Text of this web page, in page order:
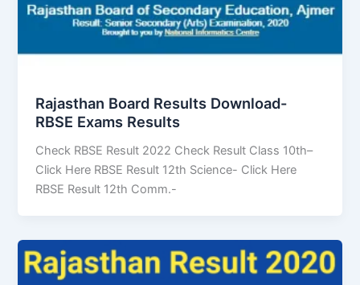
Rajasthan Board Results Download-
RBSE Exams Results
Check RBSE Result 2022 Check Result Class 10th–
Click Here RBSE Result 12th Science- Click Here
RBSE Result 12th Comm.-